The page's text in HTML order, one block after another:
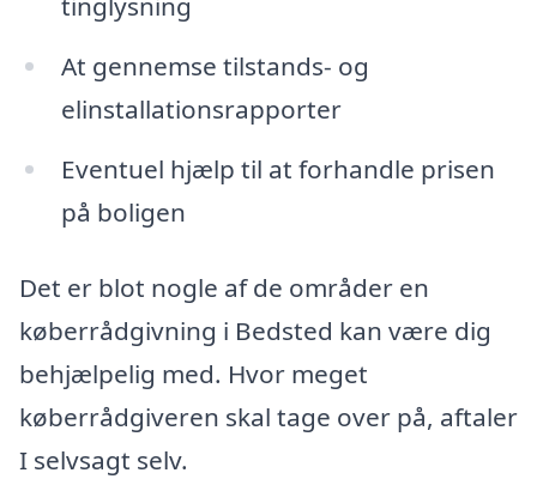
At gennemse tilstands- og
elinstallationsrapporter
Eventuel hjælp til at forhandle prisen
på boligen
Det er blot nogle af de områder en
køberrådgivning i Bedsted kan være dig
behjælpelig med. Hvor meget
køberrådgiveren skal tage over på, aftaler
I selvsagt selv.